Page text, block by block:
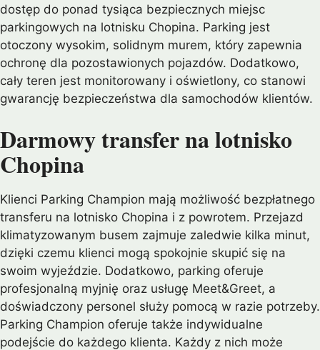
dostęp do ponad tysiąca bezpiecznych miejsc
parkingowych na lotnisku Chopina. Parking jest
otoczony wysokim, solidnym murem, który zapewnia
ochronę dla pozostawionych pojazdów. Dodatkowo,
cały teren jest monitorowany i oświetlony, co stanowi
gwarancję bezpieczeństwa dla samochodów klientów.
Darmowy transfer na lotnisko
Chopina
Klienci Parking Champion mają możliwość bezpłatnego
transferu na lotnisko Chopina i z powrotem. Przejazd
klimatyzowanym busem zajmuje zaledwie kilka minut,
dzięki czemu klienci mogą spokojnie skupić się na
swoim wyjeździe. Dodatkowo, parking oferuje
profesjonalną myjnię oraz usługę Meet&Greet, a
doświadczony personel służy pomocą w razie potrzeby.
Parking Champion oferuje także indywidualne
podejście do każdego klienta. Każdy z nich może